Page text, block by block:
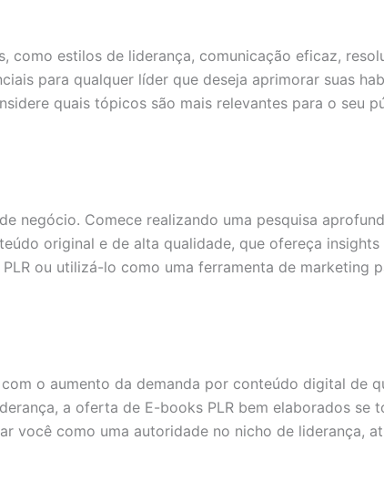
como estilos de liderança, comunicação eficaz,
para qualquer líder que deseja aprimorar suas
quais tópicos são mais relevantes para o seu
negócio. Comece realizando uma pesquisa
original e de alta qualidade, que ofereça insights
ou utilizá-lo como uma ferramenta de marketing
o aumento da demanda por conteúdo digital de
a oferta de E-books PLR bem elaborados se
você como uma autoridade no nicho de liderança,